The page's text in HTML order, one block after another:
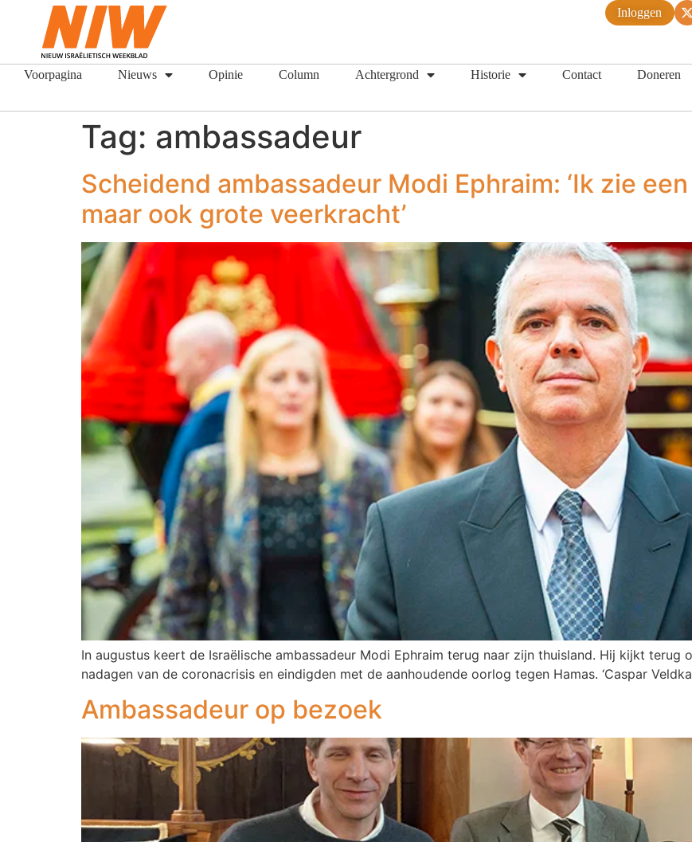
Inloggen
Voorpagina Nieuws Opinie Column Achtergrond Historie Contact Doneren
Tag: ambassadeur
Scheidend ambassadeur Modi Ephraim: ‘Ik zie
maar ook grote veerkracht’
In augustus keert de Israëlische ambassadeur Modi Ephraim terug naar zijn thuisland. Hij kijkt terug
nadagen van de coronacrisis en eindigden met de aanhoudende oorlog tegen Hamas. ‘Caspar
Ambassadeur op bezoek